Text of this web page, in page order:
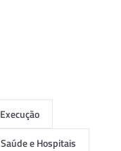
Execução
Saúde e Hospitais